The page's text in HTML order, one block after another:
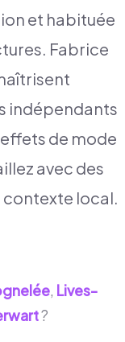
et habituée
Fabrice
indépendants
de mode
avec des
local.
, Lives-
?